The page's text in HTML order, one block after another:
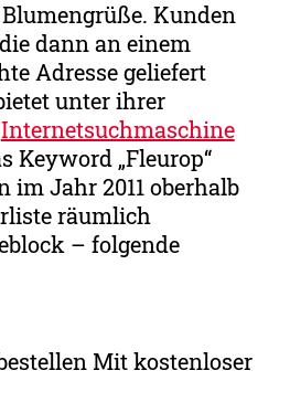
Kunden
dann an einem
Adresse geliefert
unter ihrer
Internetsuchmaschine
Keyword „Fleurop“
im Jahr 2011 oberhalb
räumlich
– folgende
Mit kostenloser